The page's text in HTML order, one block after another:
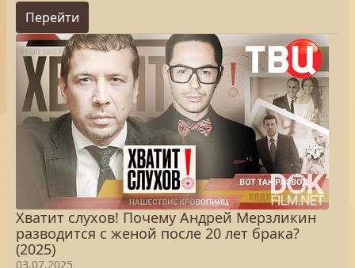
Перейти
Хватит слухов! Почему Андрей Мерзликин
разводится с женой после 20 лет брака?
(2025)
03.07.2025